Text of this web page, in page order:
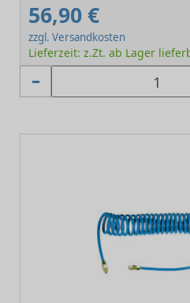
56,90 €
zzgl. Versandkosten
Lieferzeit: z.Zt. ab Lager